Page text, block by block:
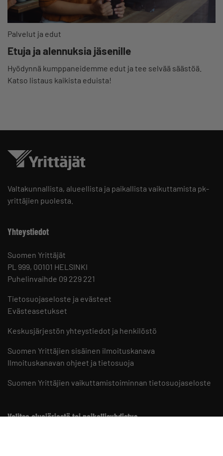
Palvelut ja edut
Etuja ja alennuksia jäsenille
Hyödynnä kumppaneidemme edut ja tee selvää säästöä.
Katso listaus kaikista eduista!
Valtakunnallista, alueellista ja paikallista vaikuttamista pk-
yrittäjien puolesta.
Yhteystiedot
Suomen Yrittäjät
PL 999, 00101 HELSINKI
Puhelinvaihde 09 229 221
Tietosuojaseloste ja evästeet
Evästeasetukset
Keskusjärjestön yhteystiedot ja henkilöstö
Suomen Yrittäjien sisäinen ilmoituskanava
Ilmoituskanavan ohjeet ja tietosuoja
Suomen Yrittäjien vaikuttamistoiminnan tietosuojaseloste
Valitse aluejärjestö tai paikallisyhdistys